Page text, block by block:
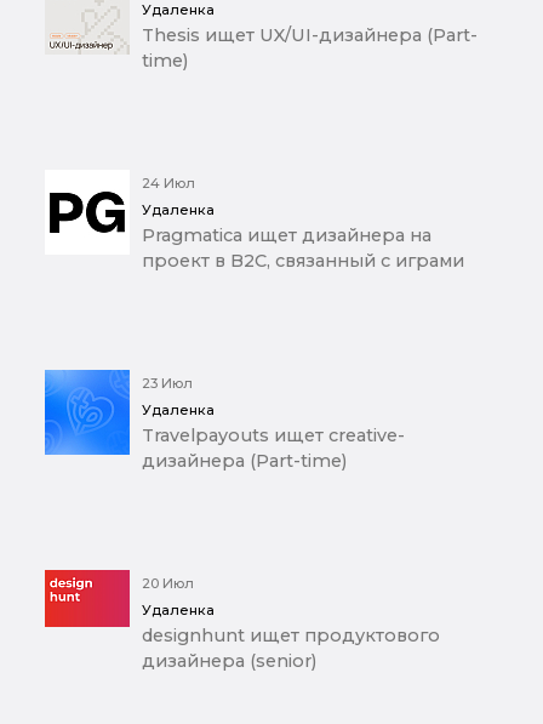
Удаленка
Thesis ищет UX/UI-дизайнера (Part-
time)
24 Июл
Удаленка
Pragmatica ищет дизайнера на
проект в B2C, связанный с играми
23 Июл
Удаленка
Travelpayouts ищет creative-
дизайнера (Part-time)
20 Июл
Удаленка
designhunt ищет продуктового
дизайнера (senior)